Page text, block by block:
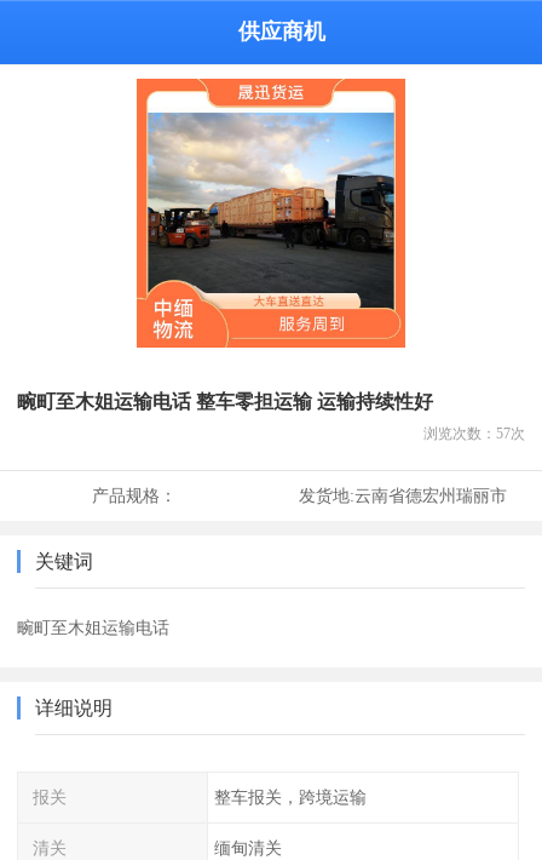
供应商机
畹町至木姐运输电话 整车零担运输 运输持续性好
浏览次数： 57次
产品规格： 发货地:云南省德宏州瑞丽市
关键词
畹町至木姐运输电话
详细说明
报关 整车报关，跨境运输
清关 缅甸清关